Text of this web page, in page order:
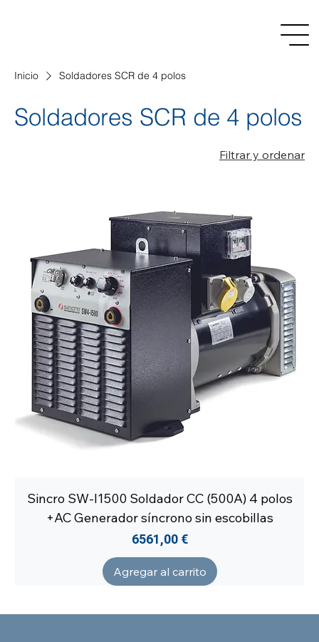
Inicio Soldadores SCR de 4 polos
Soldadores SCR de 4 polos
Filtrar y ordenar
Sincro SW-I1500 Soldador CC (500A) 4 polos
+AC Generador síncrono sin escobillas
Precio
6561,00 €
Agregar al carrito